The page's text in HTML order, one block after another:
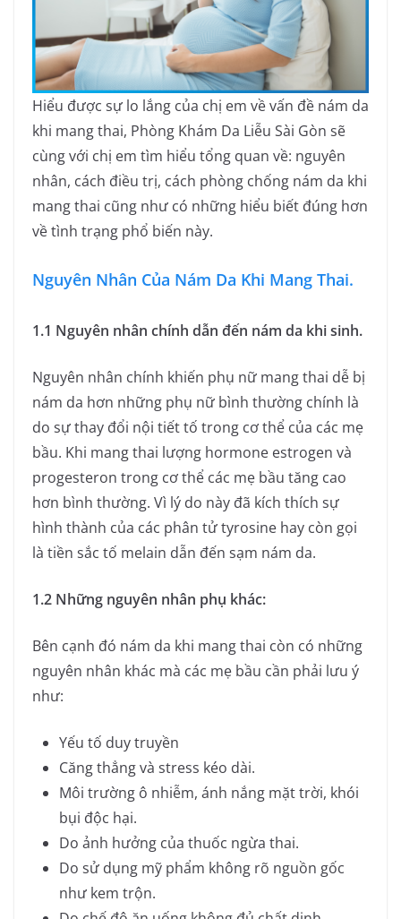
Hiểu được sự lo lắng của chị em về vấn đề nám da
khi mang thai, Phòng Khám Da Liễu Sài Gòn sẽ
cùng với chị em tìm hiểu tổng quan về: nguyên
nhân, cách điều trị, cách phòng chống nám da khi
mang thai cũng như có những hiểu biết đúng hơn
về tình trạng phổ biến này.
Nguyên Nhân Của Nám Da Khi Mang Thai.
1.1 Nguyên nhân chính dẫn đến nám da khi sinh.
Nguyên nhân chính khiến phụ nữ mang thai dễ bị
nám da hơn những phụ nữ bình thường chính là
do sự thay đổi nội tiết tố trong cơ thể của các mẹ
bầu. Khi mang thai lượng hormone estrogen và
progesteron trong cơ thể các mẹ bầu tăng cao
hơn bình thường. Vì lý do này đã kích thích sự
hình thành của các phân tử tyrosine hay còn gọi
là tiền sắc tố melain dẫn đến sạm nám da.
1.2 Những nguyên nhân phụ khác:
Bên cạnh đó nám da khi mang thai còn có những
nguyên nhân khác mà các mẹ bầu cần phải lưu ý
như:
Yếu tố duy truyền
Căng thẳng và stress kéo dài.
Môi trường ô nhiễm, ánh nắng mặt trời, khói
bụi độc hại.
Do ảnh hưởng của thuốc ngừa thai.
Do sử dụng mỹ phẩm không rõ nguồn gốc
như kem trộn.